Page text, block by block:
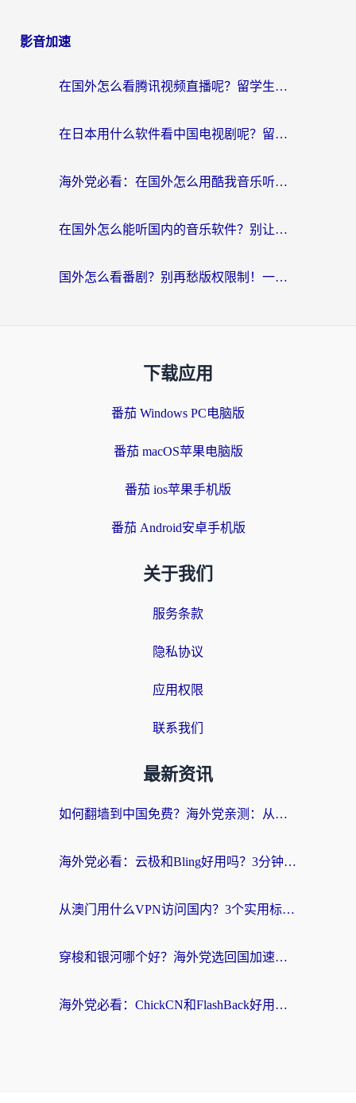
影音加速
在国外怎么看腾讯视频直播呢？留学生亲测有效的回国加速指南
在日本用什么软件看中国电视剧呢？留学生亲测有效的回国加速方案
海外党必看：在国外怎么用酷我音乐听音乐？告别“地区不支持”的实用指南
在国外怎么能听国内的音乐软件？别让版权限制断了你的“中文歌单”
国外怎么看番剧？别再愁版权限制！一个工具解决所有回国追剧难题
下载应用
番茄 Windows PC电脑版
番茄 macOS苹果电脑版
番茄 ios苹果手机版
番茄 Android安卓手机版
关于我们
服务条款
隐私协议
应用权限
联系我们
最新资讯
如何翻墙到中国免费？海外党亲测：从踩坑到选对加速器的全攻略
海外党必看：云极和Bling好用吗？3分钟教你选对回国加速器
从澳门用什么VPN访问国内？3个实用标准帮你避开坑，无缝刷剧听歌
穿梭和银河哪个好？海外党选回国加速器的避坑指南，附番茄加速器实测体验
海外党必看：ChickCN和FlashBack好用吗？3招教你选对回国加速器（附云极、HomeCN、斧牛vs艾果对比）